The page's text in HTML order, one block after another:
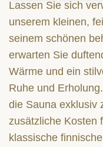
Lassen Sie sich
unserem kleinen,
seinem schönen
erwarten Sie
Wärme und ein
Ruhe und
die Sauna exklusiv
zusätzliche Kosten
klassische